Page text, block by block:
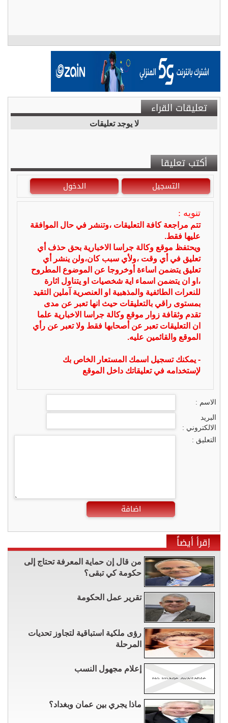
تعليقات القراء
لا يوجد تعليقات
أكتب تعليقا
التسجيل الدخول
تنويه :
تتم مراجعة كافة التعليقات ،وتنشر في حال الموافقة
عليها فقط.
ويحتفظ موقع وكالة جراسا الاخبارية بحق حذف أي
تعليق في أي وقت ،ولأي سبب كان،ولن ينشر أي
تعليق يتضمن اساءة أوخروجا عن الموضوع المطروح
،او ان يتضمن اسماء اية شخصيات او يتناول اثارة
للنعرات الطائفية والمذهبية او العنصرية آملين التقيد
بمستوى راقي بالتعليقات حيث انها تعبر عن مدى
تقدم وثقافة زوار موقع وكالة جراسا الاخبارية علما
ان التعليقات تعبر عن أصحابها فقط ولا تعبر عن رأي
الموقع والقائمين عليه.
- يمكنك تسجيل اسمك المستعار الخاص بك
لإستخدامه في تعليقاتك داخل الموقع
الاسم :
البريد
الالكتروني :
التعليق :
اضافة
إقرأ أيضاً
من قال إن حماية المعرفة تحتاج إلى
حكومة كي تبقى؟
تقرير عمل الحكومة
رؤى ملكية استباقية لتجاوز تحديات
المرحلة
إعلام مجهول النسب
ماذا يجري بين عمان وبغداد؟